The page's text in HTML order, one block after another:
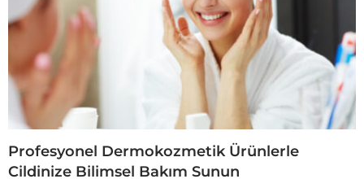
Profesyonel Dermokozmetik Ürünlerle
Cildinize Bilimsel Bakım Sunun